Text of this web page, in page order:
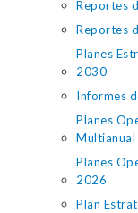
Reportes
Reportes
Planes
2030
Informes
Planes
Planes
2026
Plan